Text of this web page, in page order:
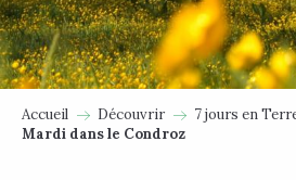
Accueil Découvrir
7 jours en
Mardi dans le Condroz